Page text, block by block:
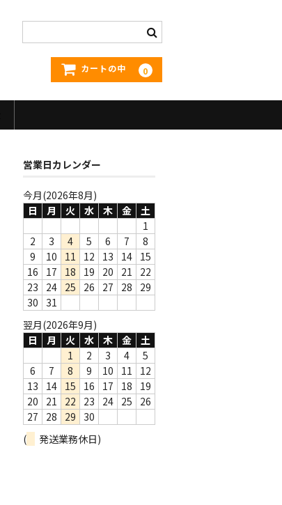
カートの中 0
営業日カレンダー
今月(2026年8月)
日
月 火 水 木 金
土
1
2
3 4 5 6 7
8
9
10 11 12 13 14 15
16
17 18 19 20 21
22
23
24 25 26 27 28
29
30
31
翌月(2026年9月)
日
月 火 水 木 金
土
1
2 3 4
5
6
7 8 9 10 11
12
13
14 15 16 17 18
19
20
21 22 23 24 25
26
27
28 29
30
(
発送業務休日)